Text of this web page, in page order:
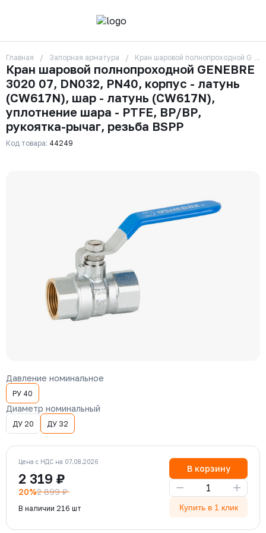
О компании
Контакты
Бренды
Отзывы
Сотрудники
Вакансии
Доставка
Оплата
zakaz325@ks-rus.com
Email для связи
Одинцово, Внуковская 9, пав. 31
Пункт выдачи заказов
Главная Запорная арматура Кран шаровой полнопроходной
Кран шаровой полнопроходной GENEBRE
3020 07, DN032, PN40, корпус - латунь
(CW617N), шар - латунь (CW617N),
уплотнение шара - PTFE, ВР/ВР,
рукоятка-рычаг, резьба BSPP
Код товара: 44249
Давление номинальное
РУ 40
Диаметр номинальный
ДУ 20 ДУ 32
Цена с НДС на 07.08.2026
2 319 ₽
20%2 899 ₽
В наличии 216 шт
В корзину
− +
Купить в 1 клик